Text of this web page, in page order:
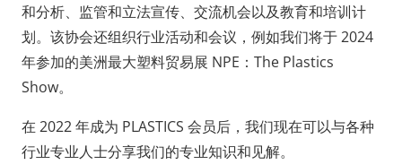
和分析、监管和立法宣传、交流机会以及教育和培训计
划。该协会还组织行业活动和会议，例如我们将于 2024
年参加的美洲最大塑料贸易展 NPE：The Plastics
Show。
在 2022 年成为 PLASTICS 会员后，我们现在可以与各种
行业专业人士分享我们的专业知识和见解。